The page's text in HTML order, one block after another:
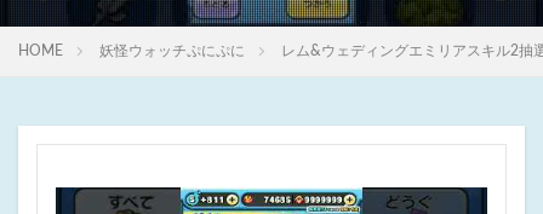
HOME 妖怪ウォッチぷにぷに レム&ウェディングエミリアスキル2抽